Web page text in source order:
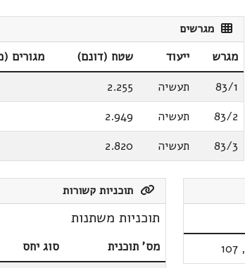
מגרשים
מגרש ייעוד שטח (דונם) מגורים
83/1
תעשיה 2.255
83/2
תעשיה 2.949
83/3
תעשיה 2.820
,
107
תוכניות קשורות
תוכניות משתנות
מס' תוכנית סוג יחס